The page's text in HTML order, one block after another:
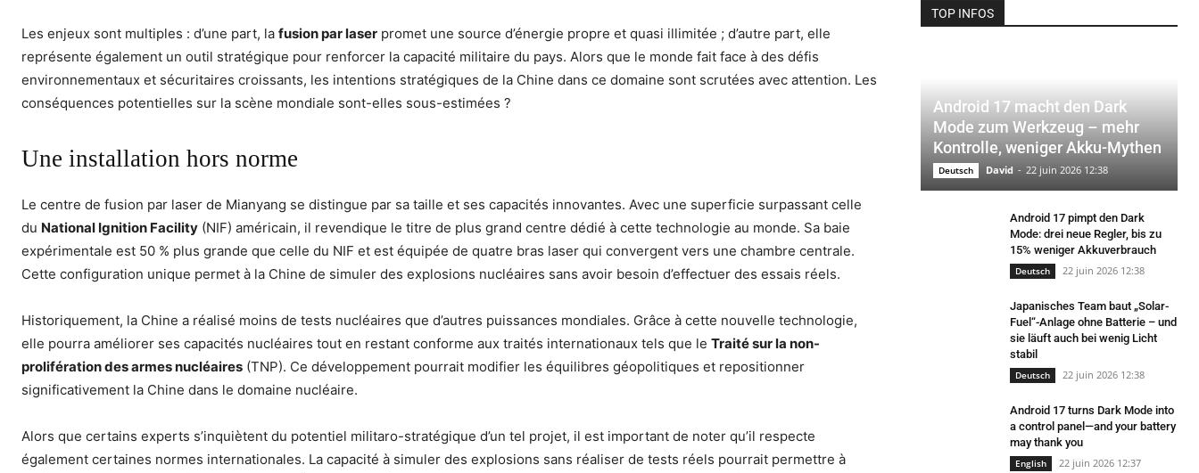
Les enjeux sont multiples : d’une part, la fusion par laser promet une source d’énergie propre et quasi illimitée ; d’autre part, elle
représente également un outil stratégique pour renforcer la capacité militaire du pays. Alors que le monde fait face à des défis
environnementaux et sécuritaires croissants, les intentions stratégiques de la Chine dans ce domaine sont scrutées avec attention. Les
conséquences potentielles sur la scène mondiale sont-elles sous-estimées ?
Une installation hors norme
Le centre de fusion par laser de Mianyang se distingue par sa taille et ses capacités innovantes. Avec une superficie surpassant celle
du National Ignition Facility (NIF) américain, il revendique le titre de plus grand centre dédié à cette technologie au monde. Sa baie
expérimentale est 50 % plus grande que celle du NIF et est équipée de quatre bras laser qui convergent vers une chambre centrale.
Cette configuration unique permet à la Chine de simuler des explosions nucléaires sans avoir besoin d’effectuer des essais réels.
Historiquement, la Chine a réalisé moins de tests nucléaires que d’autres puissances mondiales. Grâce à cette nouvelle technologie,
elle pourra améliorer ses capacités nucléaires tout en restant conforme aux traités internationaux tels que le Traité sur la non-
prolifération des armes nucléaires (TNP). Ce développement pourrait modifier les équilibres géopolitiques et repositionner
significativement la Chine dans le domaine nucléaire.
Alors que certains experts s’inquiètent du potentiel militaro-stratégique d’un tel projet, il est important de noter qu’il respecte
également certaines normes internationales. La capacité à simuler des explosions sans réaliser de tests réels pourrait permettre à
TOP INFOS
Android 17 macht den Dark
Mode zum Werkzeug – mehr
Kontrolle, weniger Akku-Mythen
Deutsch David - 22 juin 2026 12:38
Android 17 pimpt den Dark
Mode: drei neue Regler, bis zu
15% weniger Akkuverbrauch
Deutsch 22 juin 2026 12:38
Japanisches Team baut „Solar-
Fuel“-Anlage ohne Batterie – und
sie läuft auch bei wenig Licht
stabil
Deutsch 22 juin 2026 12:38
Android 17 turns Dark Mode into
a control panel—and your battery
may thank you
English 22 juin 2026 12:37